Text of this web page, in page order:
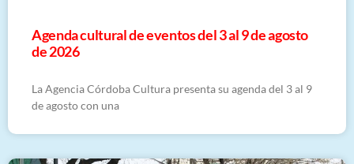
​Agenda cultural de eventos del 3 al 9 de agosto
de 2026
La Agencia Córdoba Cultura presenta su agenda del 3 al 9
de agosto con una